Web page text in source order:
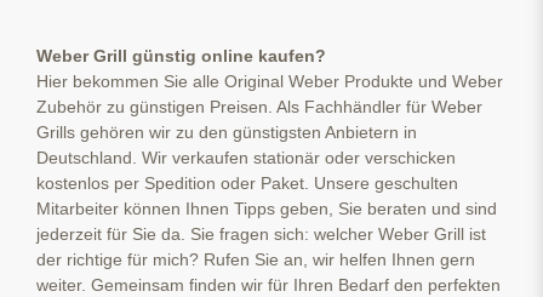
Weber Grill günstig online kaufen?
Hier bekommen Sie alle Original Weber Produkte und Weber
Zubehör zu günstigen Preisen. Als Fachhändler für Weber
Grills gehören wir zu den günstigsten Anbietern in
Deutschland. Wir verkaufen stationär oder verschicken
kostenlos per Spedition oder Paket. Unsere geschulten
Mitarbeiter können Ihnen Tipps geben, Sie beraten und sind
jederzeit für Sie da. Sie fragen sich: welcher Weber Grill ist
der richtige für mich? Rufen Sie an, wir helfen Ihnen gern
weiter. Gemeinsam finden wir für Ihren Bedarf den perfekten